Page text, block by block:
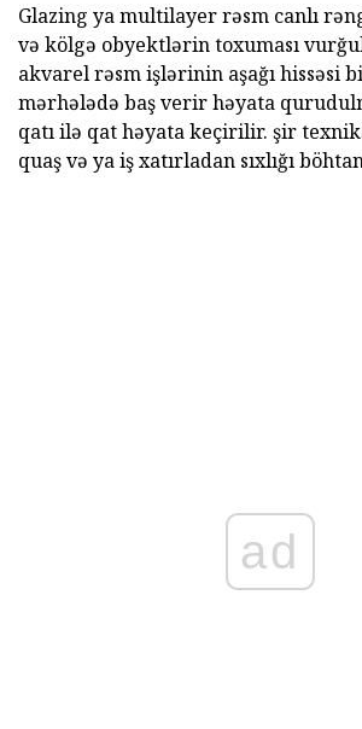
Glazing ya multilayer rəsm canlı
və kölgə obyektlərin toxuması
akvarel rəsm işlərinin aşağı hissəsi
mərhələdə baş verir həyata
qatı ilə qat həyata keçirilir. şir
quaş və ya iş xatırladan sıxlığı
ad